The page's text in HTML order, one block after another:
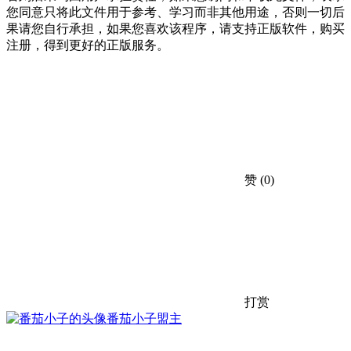
您同意只将此文件用于参考、学习而非其他用途，否则一切后
果请您自行承担，如果您喜欢该程序，请支持正版软件，购买
注册，得到更好的正版服务。
赞 (0)
打赏
番茄小子盟主